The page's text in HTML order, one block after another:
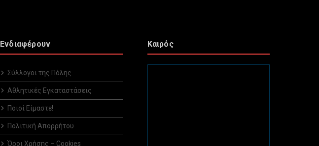
Ενδιαφέρουν
Σύλλογοι της Πόλης
Αθλητικές Εγκαταστάσεις
Ποιοί Είμαστε!
Πολιτική Απορρήτου
Όροι Χρήσης – Cookies
Καιρός